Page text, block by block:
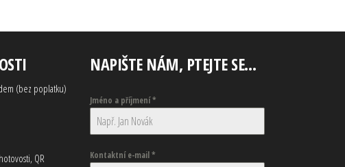
(bez poplatku)
QR
NAPIŠTE NÁM, PTEJTE SE…
Jméno a příjmení*
Kontaktní e-mail*